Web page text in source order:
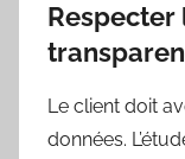
Respecter
Le client doit
données.